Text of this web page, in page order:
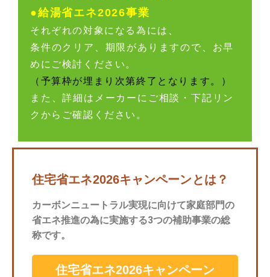
●給湯省エネ2026事業
それぞれの対象になる為には、
条件のクリア、期限がありますので、お早
めにご検討ください。
（予算枠が埋まり次第終了となります。）
また、詳細はメーカーにご相談・下記リン
クからご確認ください。
住宅省エネ2026キャンペーンとは？
カーボンニュートラル実現に向けて家庭部門の
省エネ推進の為に実施する3つの補助事業の総
称です。
住宅省エネ2026キャンペーン